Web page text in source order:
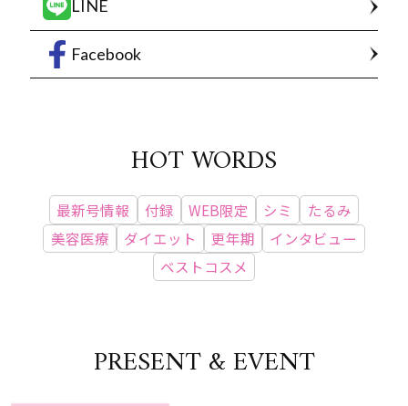
LINE
Facebook
HOT WORDS
最新号情報 付録 WEB限定 シミ
たるみ
美容医療
ダイエット 更年期
インタビュー
ベストコスメ
PRESENT & EVENT